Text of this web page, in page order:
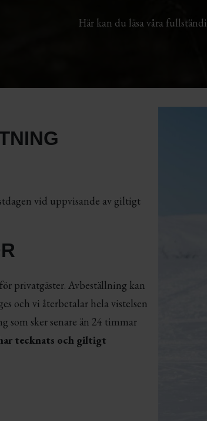
Här kan du läsa våra
vid uppvisande av giltigt
privatgäster. Avbeställning kan
och vi återbetalar hela vistelsen
som sker senare än 24 timmar
tecknats och giltigt